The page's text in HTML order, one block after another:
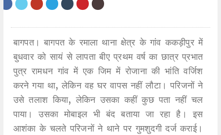
बागपत। बागपत के रमाला थाना क्षेत्र के गांव ककड़ीपुर में
बुधवार को सायं से लापता बीए प्रथम वर्ष का छात्र प्रभात
पुत्र रामधन गांव में एक जिम में रोजाना की भांति वर्जिश
करने गया था, लेकिन वह घर वापस नहीं लौटा। परिजनों ने
उसे तलाश किया, लेकिन उसका कहीं कुछ पता नहीं चल
पाया। उसका मोबाइल भी बंद बताया जा रहा है। इस
आशंका के चलते परिजनों ने थाने पर गुमशुदगी दर्ज कराई।